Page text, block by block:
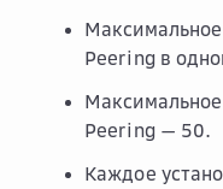
Максимальное
Peering в
Максимальное
Peering — 50.
Каждое